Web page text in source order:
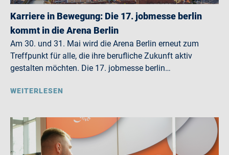
Karriere in Bewegung: Die 17. jobmesse berlin
kommt in die Arena Berlin
Am 30. und 31. Mai wird die Arena Berlin erneut zum
Treffpunkt für alle, die ihre berufliche Zukunft aktiv
gestalten möchten. Die 17. jobmesse berlin…
WEITERLESEN